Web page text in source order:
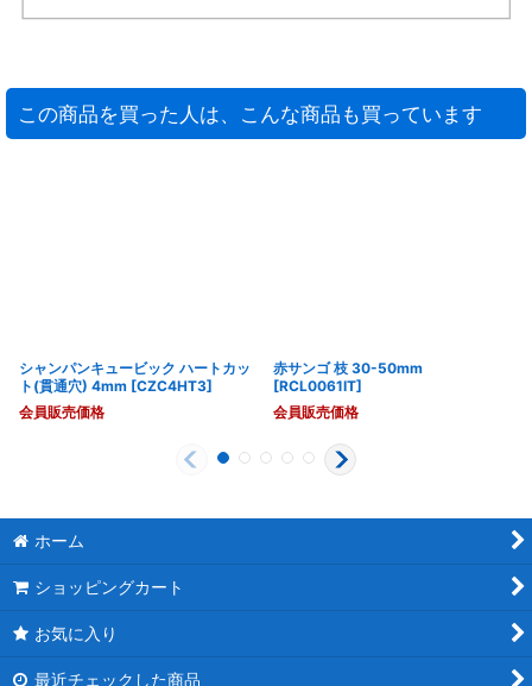
この商品を買った人は、こんな商品も買っています
シャンパンキュービック ハートカッ
ト(貫通穴) 4mm [CZC4HT3]
会員販売価格
赤サンゴ 枝 30-50mm
[RCL0061IT]
会員販売価格
ホーム
ショッピングカート
お気に入り
最近チェックした商品